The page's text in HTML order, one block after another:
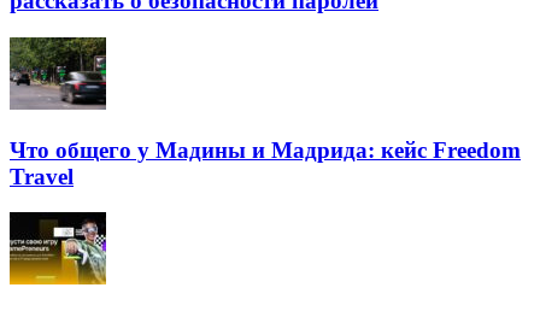
Что общего у Мадины и Мадрида: кейс Freedom
Travel